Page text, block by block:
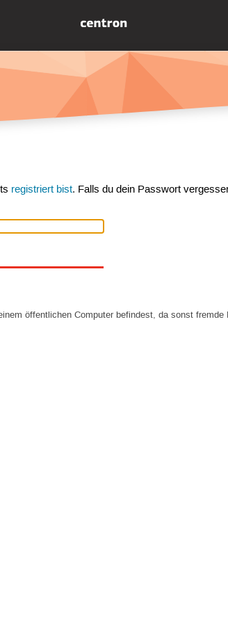
registriert bist. Falls du dein Passwort
öffentlichen Computer befindest, da sonst